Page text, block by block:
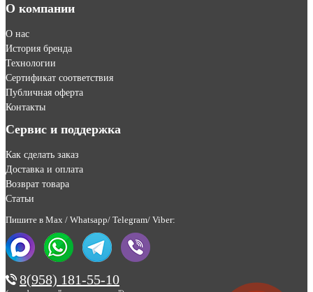
О компании
О нас
История бренда
Технологии
Сертификат соответствия
Публичная оферта
Контакты
Сервис и поддержка
Как сделать заказ
Доставка и оплата
Возврат товара
Статьи
Пишите в Max / Whatsapp/ Telegram/ Viber:
8(958) 181-55-10